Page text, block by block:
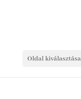
Oldal kiválasztása